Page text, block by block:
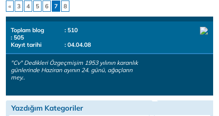
«
3 4 5 6 7 8
Toplam blog
: 510
: 505
Kayıt tarihi
: 04.04.08
"Cv" Dedikleri Özgeçmişim 1953 yılının karanlık
günlerinde Haziran ayının 24. günü, ağaçların
mey..
Yazdığım Kategoriler